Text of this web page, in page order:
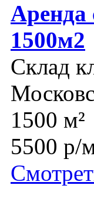
Аренда
1500м2
Склад
1500 м²
5500 р/